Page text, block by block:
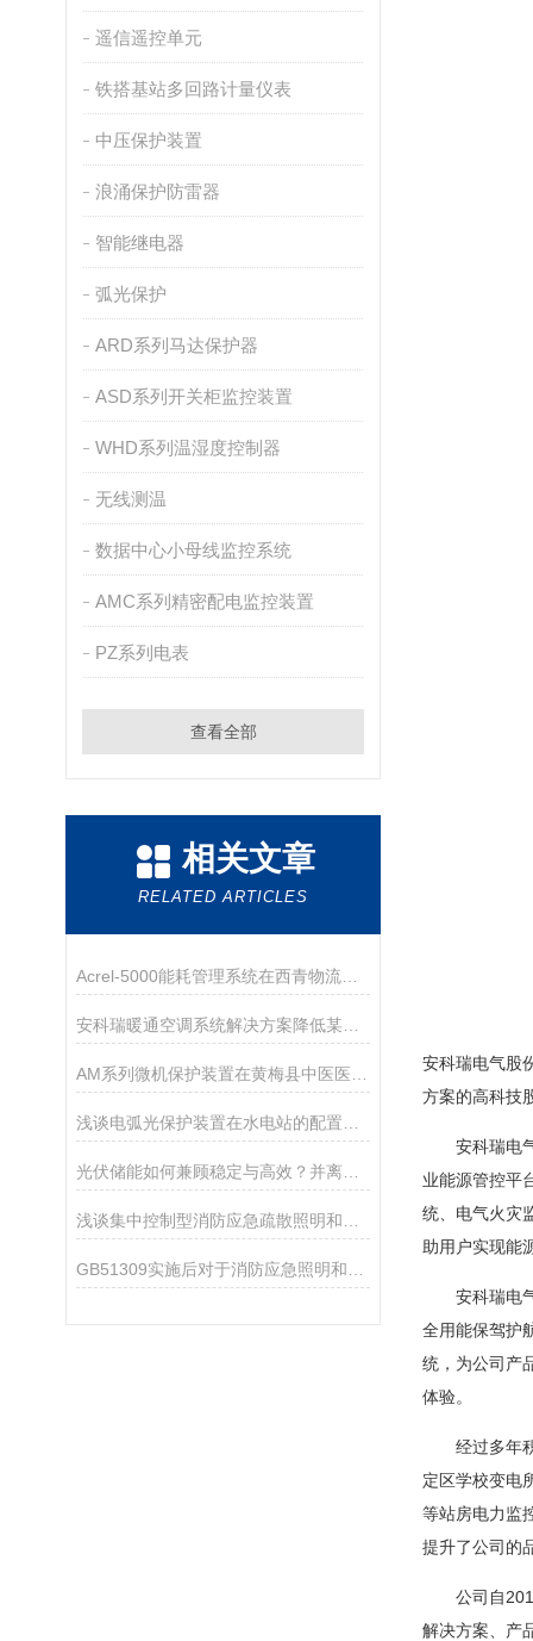
遥信遥控单元
铁搭基站多回路计量仪表
中压保护装置
浪涌保护防雷器
智能继电器
弧光保护
ARD系列马达保护器
ASD系列开关柜监控装置
WHD系列温湿度控制器
无线测温
数据中心小母线监控系统
AMC系列精密配电监控装置
PZ系列电表
查看全部
相关文章
RELATED ARTICLES
Acrel-5000能耗管理系统在西青物流园仓库与附属用房的应用
安科瑞电气股
方案的高科技
安科瑞电气
业能源管控平
统、电气火灾
助用户实现能
安科瑞电气
全用能保驾护
统，为公司产
体验。
经过多年积
定区学校变电
等站房电力监
提升了公司的
公司自2012
解决方案、产